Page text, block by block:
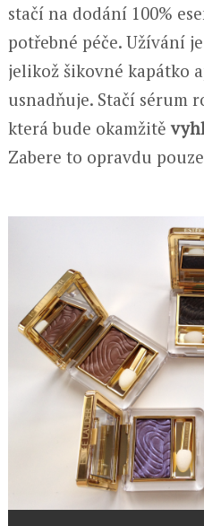
stačí na dodání 100%
potřebné péče. Užívání
jelikož šikovné kapátko
usnadňuje. Stačí sérum
která bude okamžitě
Zabere to opravdu